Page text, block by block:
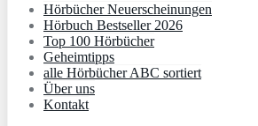
Hörbücher Neuerscheinungen
Hörbuch Bestseller 2026
Top 100 Hörbücher
Geheimtipps
alle Hörbücher ABC sortiert
Über uns
Kontakt